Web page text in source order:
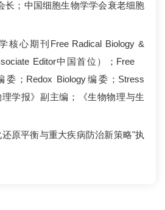
长；中国细胞生物学学会衰老细胞
心期刊Free Radical Biology &
Editor中国首位）；Free
；Redox Biology编委；Stress
学报》副主编；《生物物理与生
原平衡与重大疾病防治新策略"执